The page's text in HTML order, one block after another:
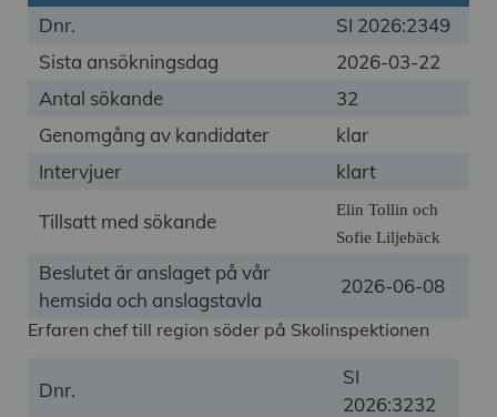
Dnr.
SI 2026:2349
Sista ansökningsdag
2026-03-22
Antal sökande
32
Genomgång av kandidater
klar
Intervjuer
klart
Tillsatt med sökande
Elin Tollin och
Sofie Liljebäck
Beslutet är anslaget på vår
hemsida och anslagstavla
2026-06-08
Erfaren chef till region söder på Skolinspektionen
Dnr.
SI
2026:3232